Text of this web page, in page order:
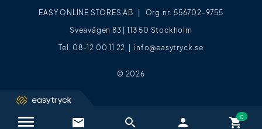
Kontakta oss / FAQ close
EASY ONLINE STORES AB | Org.nr. 556702-9755
Sveavägen 83 | 113 50 Stockholm
Tel. 08-12 00 11 22 | info@easytryck.se
© 2026
email search person shopping_cart